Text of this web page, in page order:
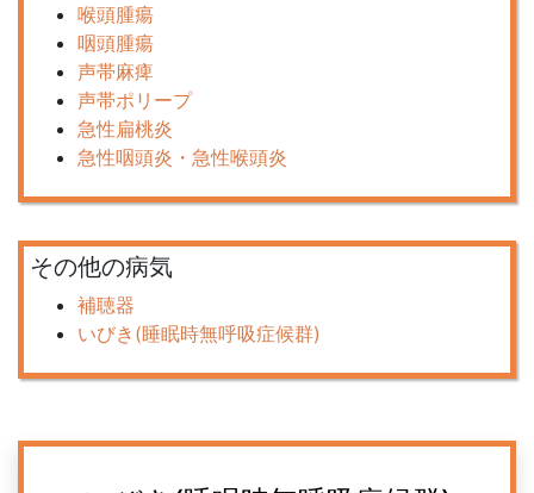
喉頭腫瘍
咽頭腫瘍
声帯麻痺
声帯ポリープ
急性扁桃炎
急性咽頭炎・急性喉頭炎
その他の病気
補聴器
いびき(睡眠時無呼吸症候群)